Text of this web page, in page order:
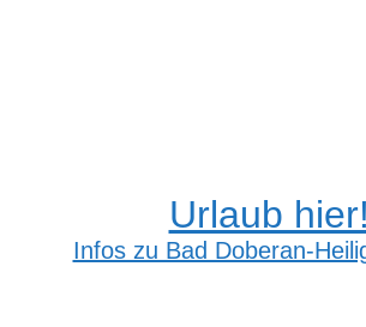
Urlaub hier!
Infos zu Bad Doberan-